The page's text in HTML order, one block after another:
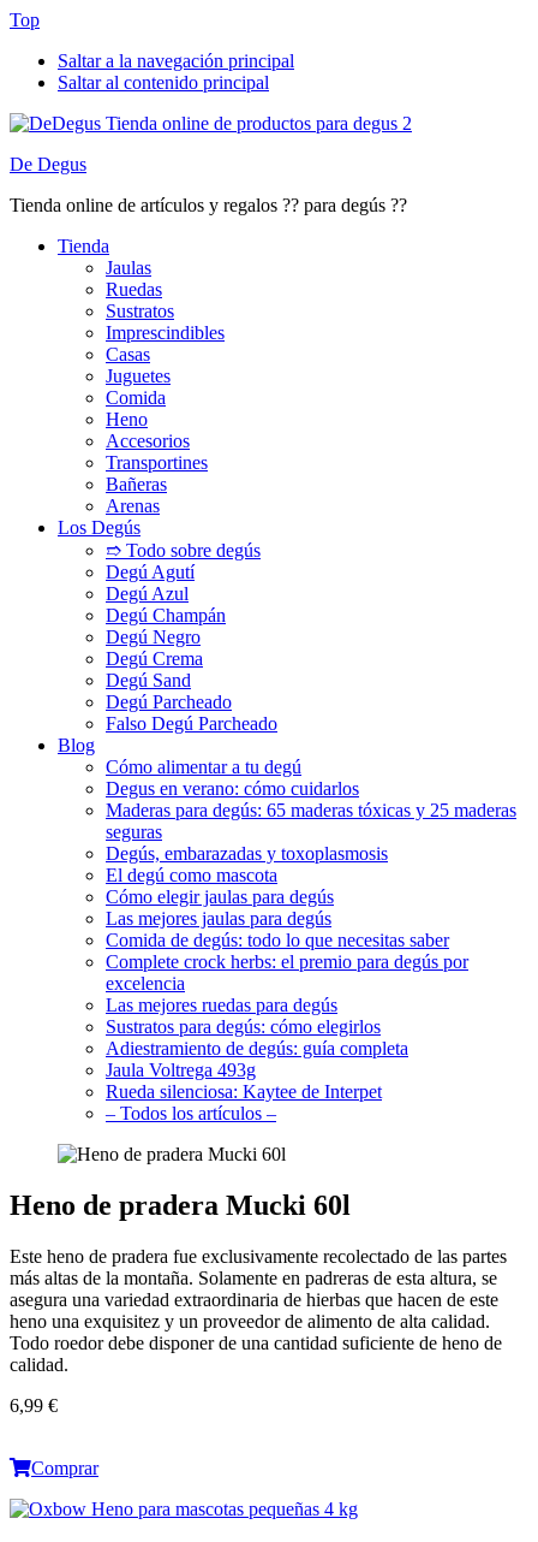
Top
Saltar a la navegación principal
Saltar al contenido principal
De Degus
Tienda online de artículos y regalos ?? para degús ??
Tienda
Jaulas
Ruedas
Sustratos
Imprescindibles
Casas
Juguetes
Comida
Heno
Accesorios
Transportines
Bañeras
Arenas
Los Degús
➱ Todo sobre degús
Degú Agutí
Degú Azul
Degú Champán
Degú Negro
Degú Crema
Degú Sand
Degú Parcheado
Falso Degú Parcheado
Blog
Cómo alimentar a tu degú
Degus en verano: cómo cuidarlos
Maderas para degús: 65 maderas tóxicas y 25 maderas
seguras
Degús, embarazadas y toxoplasmosis
El degú como mascota
Cómo elegir jaulas para degús
Las mejores jaulas para degús
Comida de degús: todo lo que necesitas saber
Complete crock herbs: el premio para degús por
excelencia
Las mejores ruedas para degús
Sustratos para degús: cómo elegirlos
Adiestramiento de degús: guía completa
Jaula Voltrega 493g
Rueda silenciosa: Kaytee de Interpet
– Todos los artículos –
Heno de pradera Mucki 60l
Este heno de pradera fue exclusivamente recolectado de las partes
más altas de la montaña. Solamente en padreras de esta altura, se
asegura una variedad extraordinaria de hierbas que hacen de este
heno una exquisitez y un proveedor de alimento de alta calidad.
Todo roedor debe disponer de una cantidad suficiente de heno de
calidad.
6,99 €
Comprar